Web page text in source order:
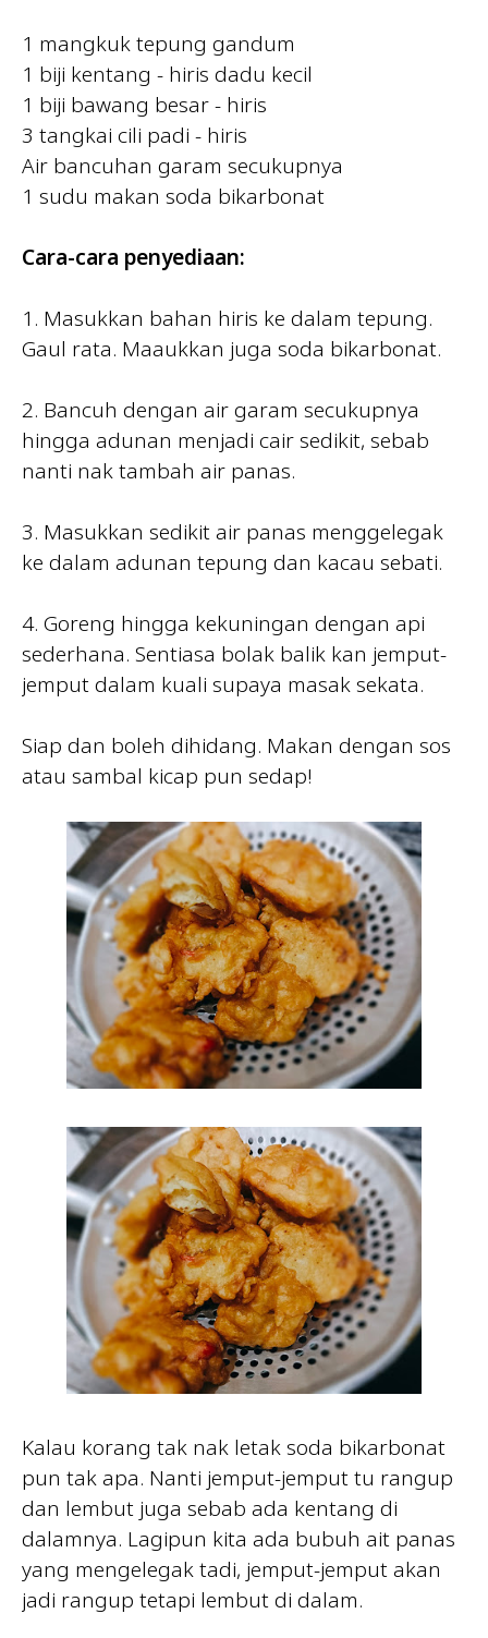
1 mangkuk tepung gandum
1 biji kentang - hiris dadu kecil
1 biji bawang besar - hiris
3 tangkai cili padi - hiris
Air bancuhan garam secukupnya
1 sudu makan soda bikarbonat
Cara-cara penyediaan:
1. Masukkan bahan hiris ke dalam tepung.
Gaul rata. Maaukkan juga soda bikarbonat.
2. Bancuh dengan air garam secukupnya
hingga adunan menjadi cair sedikit, sebab
nanti nak tambah air panas.
3. Masukkan sedikit air panas menggelegak
ke dalam adunan tepung dan kacau sebati.
4. Goreng hingga kekuningan dengan api
sederhana. Sentiasa bolak balik kan jemput-
jemput dalam kuali supaya masak sekata.
Siap dan boleh dihidang. Makan dengan sos
atau sambal kicap pun sedap!
Kalau korang tak nak letak soda bikarbonat
pun tak apa. Nanti jemput-jemput tu rangup
dan lembut juga sebab ada kentang di
dalamnya. Lagipun kita ada bubuh ait panas
yang mengelegak tadi, jemput-jemput akan
jadi rangup tetapi lembut di dalam.